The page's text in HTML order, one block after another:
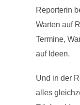
Reporterin
Warten auf
Termine,
auf Ideen.
Und in der
alles